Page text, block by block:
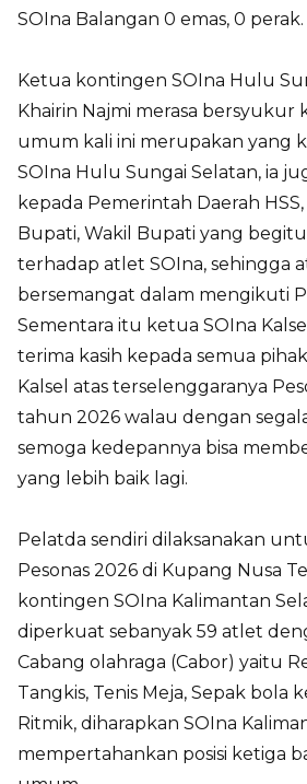
SOIna Balangan 0 emas, 0
Ketua kontingen SOIna Hulu
Khairin Najmi merasa bersyukur
umum kali ini merupakan yang
SOIna Hulu Sungai Selatan, ia
kepada Pemerintah Daerah
Bupati, Wakil Bupati yang
terhadap atlet SOIna, sehingga
bersemangat dalam mengikuti
Sementara itu ketua SOIna
terima kasih kepada semua
Kalsel atas terselenggaranya
tahun 2026 walau dengan
semoga kedepannya bisa
yang lebih baik lagi.
Pelatda sendiri dilaksanakan
Pesonas 2026 di Kupang Nusa
kontingen SOIna Kalimantan
diperkuat sebanyak 59 atlet
Cabang olahraga (Cabor) yaitu
Tangkis, Tenis Meja, Sepak bola
Ritmik, diharapkan SOIna
mempertahankan posisi ketiga